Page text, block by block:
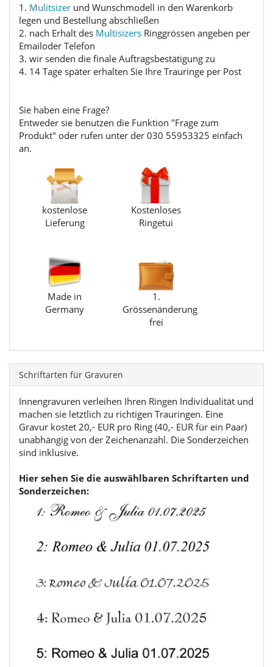
1. Mulitsizer und Wunschmodell in den Warenkorb
legen und Bestellung abschließen
2. nach Erhalt des Multisizers Ringgrössen angeben per
Emailoder Telefon
3. wir senden die finale Auftragsbestätigung zu
4. 14 Tage später erhalten Sie Ihre Trauringe per Post
Sie haben eine Frage?
Entweder sie benutzen die Funktion "Frage zum
Produkt" oder rufen unter der 030 55953325 einfach
an.
kostenlose
Lieferung
Kostenloses
Ringetui
Made in
Germany
1.
Grössenänderung
frei
Schriftarten für Gravuren
Innengravuren verleihen Ihren Ringen Individualität und
machen sie letztlich zu richtigen Trauringen. Eine
Gravur kostet 20,- EUR pro Ring (40,- EUR für ein Paar)
unabhängig von der Zeichenanzahl. Die Sonderzeichen
sind inklusive.
Hier sehen Sie die auswählbaren Schriftarten und
Sonderzeichen: